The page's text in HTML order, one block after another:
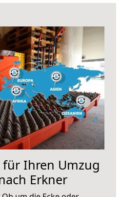
für Ihren Umzug
Erkner